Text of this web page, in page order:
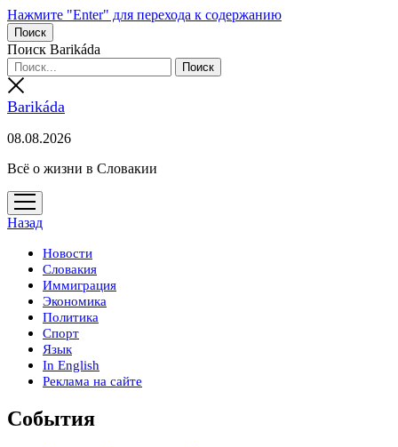
Нажмите "Enter" для перехода к содержанию
Поиск
Поиск Barikáda
Barikáda
08.08.2026
Всё о жизни в Словакии
открыть
меню
Назад
Новости
Словакия
Иммиграция
Экономика
Политика
Спорт
Язык
In English
Реклама на сайте
События